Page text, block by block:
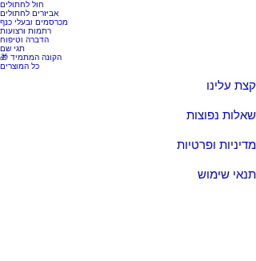
חול לחתולים
אביזרים לחתולים
מכרסמים ובעלי כנף
רתמות ורצועות
הדברה וטיפוח
תגי שם
🎁 הקונה המתמיד
כל המוצרים
קצת עלינו
שאלות נפוצות
מדיניות ופרטיות
תנאי שימוש